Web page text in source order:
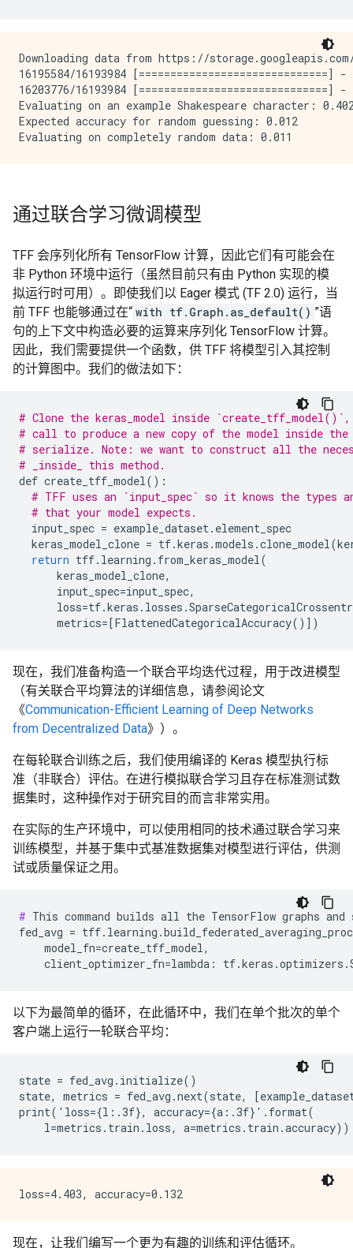
Downloading data from https://
16195584/16193984
16203776/16193984
Evaluating on an example Shakespeare character:
Expected accuracy for random guessing: 0.012
通过联合学习微调模型
TFF 会序列化所有 TensorFlow 计算，因此它们有可能会在
非 Python 环境中运行（虽然目前只有由 Python 实现的模
拟运行时可用）。即使我们以 Eager 模式 (TF 2.0) 运行，当
前 TFF 也能够通过在“ with tf.Graph.as_default() ”语
句的上下文中构造必要的运算来序列化 TensorFlow 计算。
因此，我们需要提供一个函数，供 TFF 将模型引入其控制
的计算图中。我们的做法如下：
# Clone the keras_model inside
# call to produce a new copy of the model inside
# serialize. Note: we want to construct all the
# _inside_ this method.
def create_tff_model() :
# TFF uses an `input_spec` so it knows the types
# that your model expects.
input_spec = example_dataset. element_spec
keras_model_clone = tf.keras .models .clone_model(
return tff. learning . from_keras_model(
keras_model_clone,
input_spec=input_spec,
loss=tf.keras . losses .
metrics=[FlattenedCategoricalAccuracy() ] )
现在，我们准备构造一个联合平均迭代过程，用于改进模型
（有关联合平均算法的详细信息，请参阅论文
《Communication-Efficient Learning of Deep Networks
from Decentralized Data》）。
在每轮联合训练之后，我们使用编译的 Keras 模型执行标
准（非联合）评估。在进行模拟联合学习且存在标准测试数
据集时，这种操作对于研究目的而言非常实用。
在实际的生产环境中，可以使用相同的技术通过联合学习来
训练模型，并基于集中式基准数据集对模型进行评估，供测
试或质量保证之用。
# This command builds all the TensorFlow graphs
fed_avg =
    model_fn=create_tff_model,
以下为最简单的循环，在此循环中，我们在单个批次的单个
客户端上运行一轮联合平均：
state = fed_avg.initialize()
state, metrics = fed_avg.next(state,
print('loss={l:.3f}, accuracy={a:.3f}'.format(
现在，让我们编写一个更为有趣的训练和评估循环。